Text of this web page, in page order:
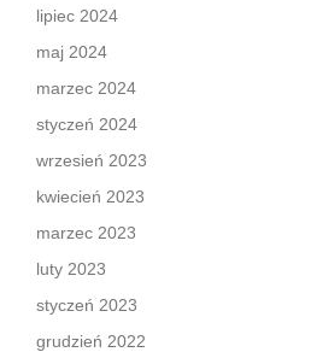
lipiec 2024
maj 2024
marzec 2024
styczeń 2024
wrzesień 2023
kwiecień 2023
marzec 2023
luty 2023
styczeń 2023
grudzień 2022